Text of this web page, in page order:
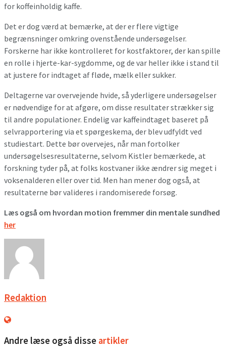
for koffeinholdig kaffe.
Det er dog værd at bemærke, at der er flere vigtige
begrænsninger omkring ovenstående undersøgelser.
Forskerne har ikke kontrolleret for kostfaktorer, der kan spille
en rolle i hjerte-kar-sygdomme, og de var heller ikke i stand til
at justere for indtaget af fløde, mælk eller sukker.
Deltagerne var overvejende hvide, så yderligere undersøgelser
er nødvendige for at afgøre, om disse resultater strækker sig
til andre populationer. Endelig var kaffeindtaget baseret på
selvrapportering via et spørgeskema, der blev udfyldt ved
studiestart. Dette bør overvejes, når man fortolker
undersøgelsesresultaterne, selvom Kistler bemærkede, at
forskning tyder på, at folks kostvaner ikke ændrer sig meget i
voksenalderen eller over tid. Men han mener dog også, at
resultaterne bør valideres i randomiserede forsøg.
Læs også om hvordan motion fremmer din mentale sundhed
her
Redaktion
Andre læse også disse artikler